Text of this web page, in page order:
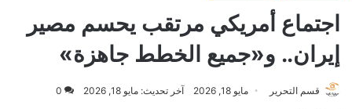
اجتماع أمريكي مرتقب يحسم مصير
إيران.. و«جميع الخطط جاهزة»
قسم التحرير مايو 18, 2026 آخر تحديث: مايو 18, 2026 0